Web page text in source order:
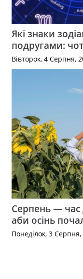
Які знаки
подругами:
Вівторок, 4 Серпня,
Серпень —
аби осінь
Понеділок, 3 Серпня,